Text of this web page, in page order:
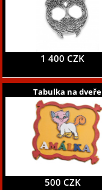
1 400 CZK
Tabulka na dveře
500 CZK